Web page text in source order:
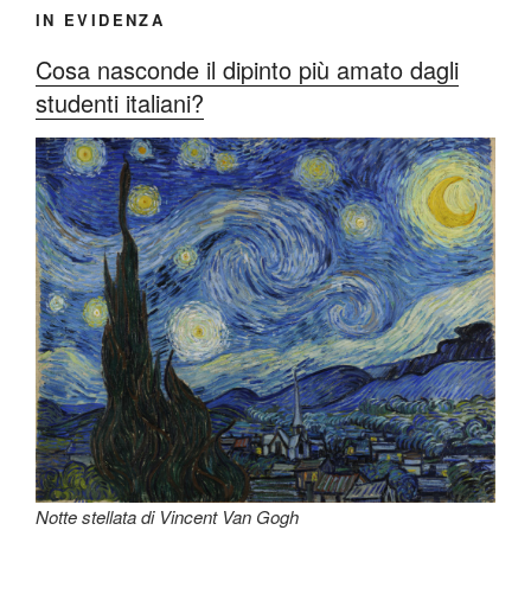
IN EVIDENZA
Cosa nasconde il dipinto più amato dagli
studenti italiani?
Notte stellata di Vincent Van Gogh